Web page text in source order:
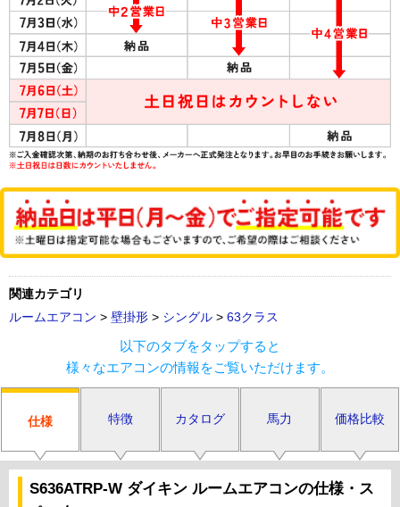
関連カテゴリ
ルームエアコン > 壁掛形 > シングル > 63クラス
以下のタブをタップすると
様々なエアコンの情報をご覧いただけます。
仕様 特徴 カタログ 馬力 価格比較
S636ATRP-W ダイキン ルームエアコンの仕様・ス